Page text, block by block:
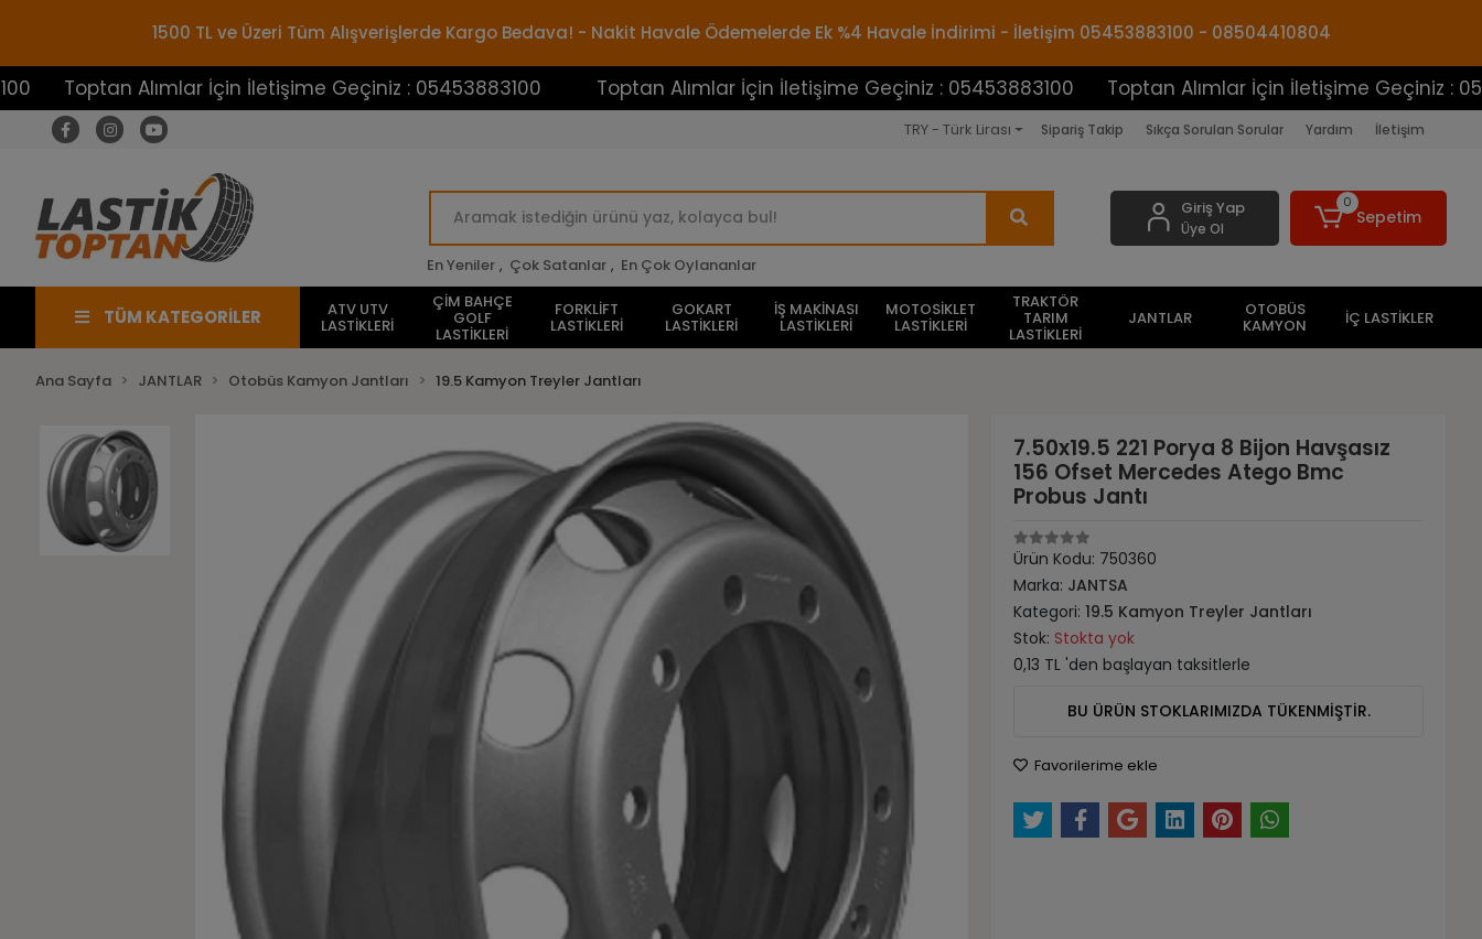
1500 TL ve Üzeri Tüm Alışverişlerde Kargo Bedava! - Nakit Havale Ödemelerde Ek %4 Havale İndirimi - İletişim 05453883100 - 08504410804
Alımlar İçin İletişime Geçiniz : 05453883100 Toptan Alımlar İçin İletişime Geçiniz : 05453883100 Toptan Alımlar İçin İletişime Geçiniz :
TRY - Türk Lirası Sipariş Takip Sıkça Sorulan Sorular Yardım İletişim
En Yeniler , Çok Satanlar , En Çok Oylananlar
Giriş Yap
Üye Ol
0
Sepetim
TÜM KATEGORİLER ATV UTV
LASTİKLERİ
ÇİM BAHÇE
GOLF
LASTİKLERİ
FORKLİFT
LASTİKLERİ
GOKART
LASTİKLERİ
İŞ MAKİNASI
LASTİKLERİ
MOTOSİKLET
LASTİKLERİ
TRAKTÖR
TARIM
LASTİKLERİ
JANTLAR OTOBÜS
KAMYON İÇ LASTİKLER
Ana Sayfa JANTLAR Otobüs Kamyon Jantları 19.5 Kamyon Treyler Jantları
7.50x19.5 221 Porya 8 Bijon Havşasız
156 Ofset Mercedes Atego Bmc
Probus Jantı
Ürün Kodu: 750360
Marka: JANTSA
Kategori:19.5 Kamyon Treyler Jantları
Stok: Stokta yok
0,13 TL 'den başlayan taksitlerle
BU ÜRÜN STOKLARIMIZDA TÜKENMİŞTİR.
Favorilerime ekle